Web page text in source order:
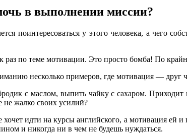
в выполнении миссии?
поинтересоваться у этого человека, а чего
раз по теме мотивации. Это просто бомба! По
несколько примеров, где мотивация — друг
с маслом, выпить чайку с сахаром.
не жалко своих усилий?
идти на курсы английского, а мотивация
и никогда ни в чем не будешь нуждаться.